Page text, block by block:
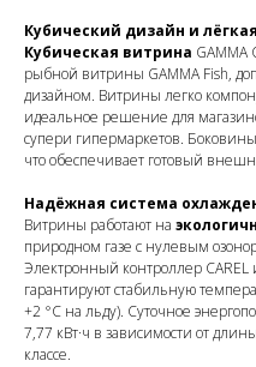
Кубический дизайн и
Кубическая витрина GAMMA
рыбной витрины GAMMA Fish,
дизайном. Витрины легко
идеальное решение для
супери гипермаркетов.
что обеспечивает готовый
Надёжная система
Витрины работают на
природном газе с нулевым
Электронный контроллер CAREL
гарантируют стабильную
+2 °C на льду). Суточное
7,77 кВт·ч в зависимости от
классе.